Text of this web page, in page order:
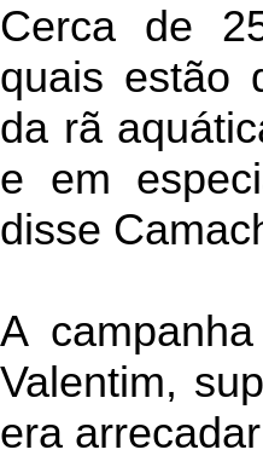
Cerca de
quais estão
da rã
e em
disse
A
Valentim,
era